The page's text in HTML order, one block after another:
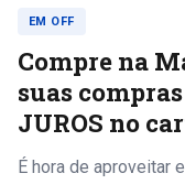
EM OFF
Compre na
suas
JUROS no
É hora de aproveitar